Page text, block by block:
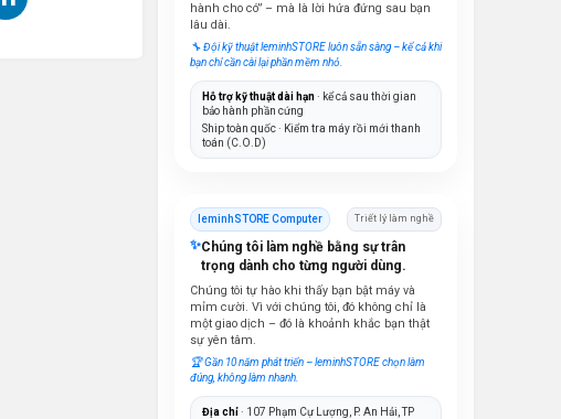
hành cho có” – mà là lời hứa đứng sau bạn
lâu dài.
🔧 Đội kỹ thuật leminhSTORE luôn sẵn sàng – kể cả khi
bạn chỉ cần cài lại phần mềm nhỏ.
Hỗ trợ kỹ thuật dài hạn· kể cả sau thời gian
bảo hành phần cứng
Ship toàn quốc · Kiểm tra máy rồi mới thanh
toán (C.O.D)
leminhSTORE Computer Triết lý làm nghề
✨Chúng tôi làm nghề bằng sự trân
trọng dành cho từng người dùng.
Chúng tôi tự hào khi thấy bạn bật máy và
mỉm cười. Vì với chúng tôi, đó không chỉ là
một giao dịch – đó là khoảnh khắc bạn thật
sự yên tâm.
🏆 Gần 10 năm phát triển – leminhSTORE chọn làm
đúng, không làm nhanh.
Địa chỉ· 107 Phạm Cự Lượng, P. An Hải, TP